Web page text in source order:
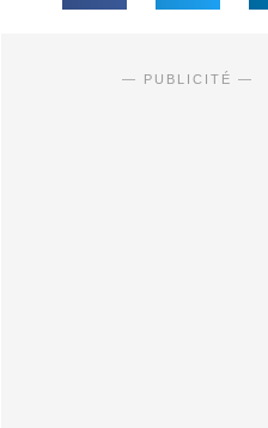
— PUBLICITÉ —